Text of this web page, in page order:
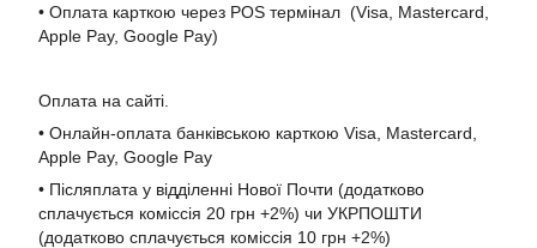
• Оплата карткою через POS термінал (Visa, Mastercard,
Apple Pay, Google Pay)
Оплата на сайті.
• Онлайн-оплата банківською карткою Visa, Mastercard,
Apple Pay, Google Pay
• Післяплата у відділенні Нової Почти (додатково
сплачується коміссія 20 грн +2%) чи УКРПОШТИ
(додатково сплачується коміссія 10 грн +2%)